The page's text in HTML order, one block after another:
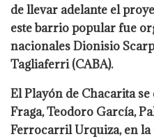
de llevar adelante el
este barrio popular fue
nacionales Dionisio
Tagliaferri (CABA).
El Playón de Chacarita
Fraga, Teodoro García,
Ferrocarril Urquiza, en la